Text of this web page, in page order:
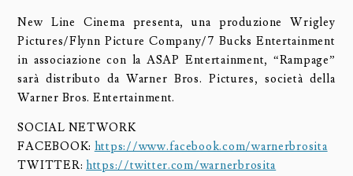
New Line Cinema presenta, una produzione Wrigley
Pictures/Flynn Picture Company/7 Bucks Entertainment
in associazione con la ASAP Entertainment, “Rampage”
sarà distributo da Warner Bros. Pictures, società della
Warner Bros. Entertainment.
SOCIAL NETWORK
FACEBOOK: https://www.facebook.com/warnerbrosita
TWITTER:https://twitter.com/warnerbrosita